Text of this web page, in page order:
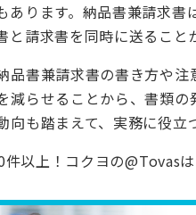
あります。納品書兼請求
と請求書を同時に送るこ
品書兼請求書の書き方や
減らせることから、書類
向も踏まえて、実務に役立
件以上！コクヨの@Tovas